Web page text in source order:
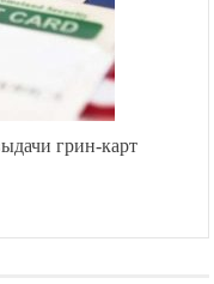
грин-карт